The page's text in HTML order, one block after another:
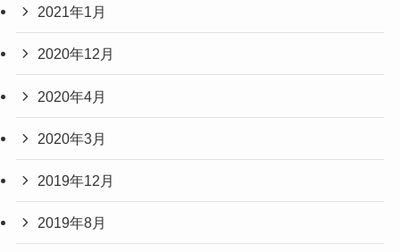
2021年1月
2020年12月
2020年4月
2020年3月
2019年12月
2019年8月